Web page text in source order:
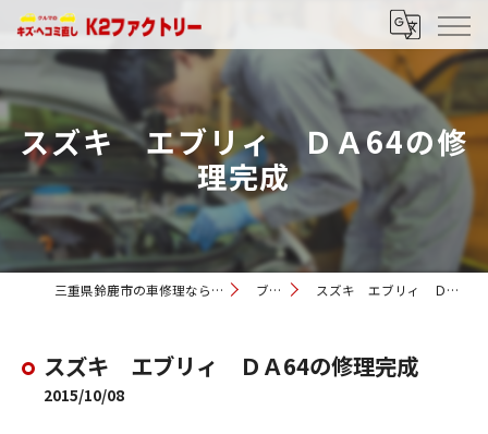
スズキ エブリィ ＤＡ64の修
理完成
三重県鈴鹿市の車修理ならK2ファクトリー ブログ スズキ エブリィ ＤＡ64の修理完成
スズキ エブリィ ＤＡ64の修理完成
2015/10/08